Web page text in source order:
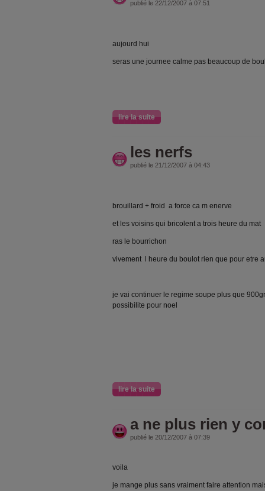
publié le 22/12/2007 à 07:51
aujourd hui
seras une journee calme pas beaucoup de
lire la suite
les nerfs
publié le 21/12/2007 à 04:43
brouillard + froid a force ca m enerve
et les voisins qui bricolent a trois heure du mat
ras le bourrichon
vivement l heure du boulot rien que pour etre
je vai continuer le regime soupe plus que
possibilite pour noel
lire la suite
a ne plus rien y
publié le 20/12/2007 à 07:39
voila
je mange plus sans vraiment faire attention